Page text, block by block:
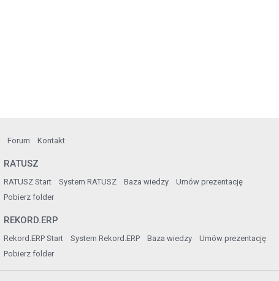
Forum Kontakt
RATUSZ
RATUSZ Start System RATUSZ Baza wiedzy
Umów prezentację
Pobierz folder
REKORD.ERP
Rekord.ERP Start System Rekord.ERP Baza wiedzy
Umów prezentację
Pobierz folder